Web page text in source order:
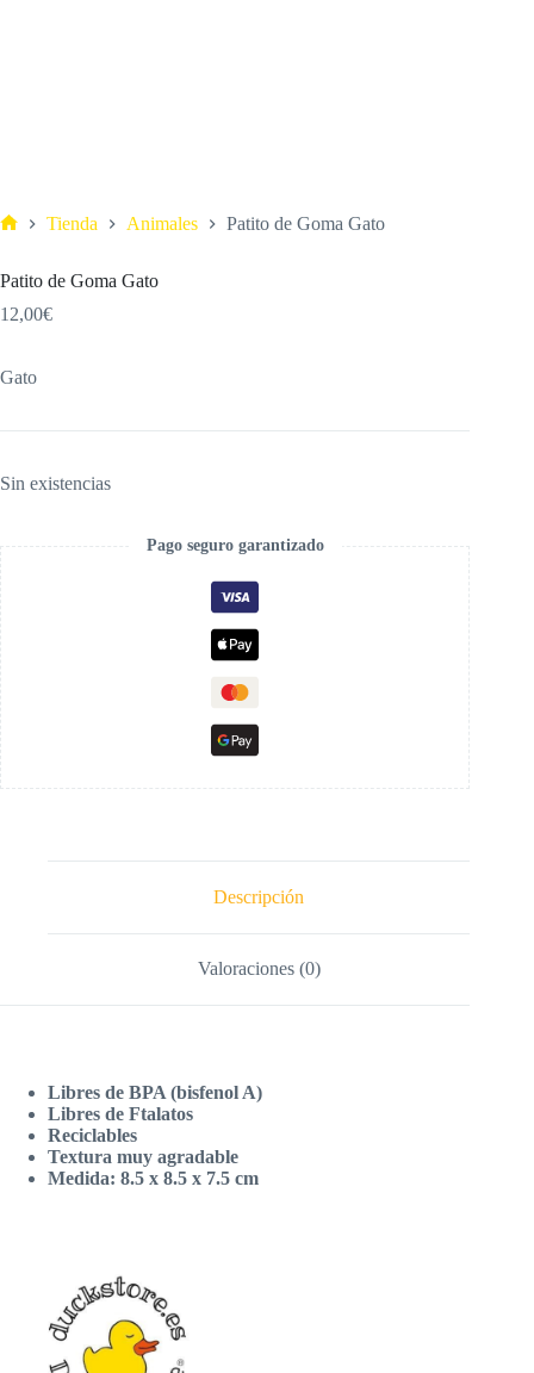
Tienda Animales Patito de Goma Gato
Patito de Goma Gato
12,00€
Gato
Sin existencias
Pago seguro garantizado
Descripción
Valoraciones (0)
Libres de BPA (bisfenol A)
Libres de Ftalatos
Reciclables
Textura muy agradable
Medida: 8.5 x 8.5 x 7.5 cm